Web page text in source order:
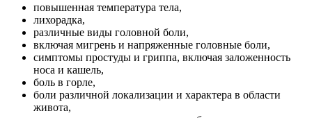
повышенная температура тела,
лихорадка,
различные виды головной боли,
включая мигрень и напряженные головные боли,
симптомы простуды и гриппа, включая заложенность
носа и кашель,
боль в горле,
боли различной локализации и характера в области
живота,